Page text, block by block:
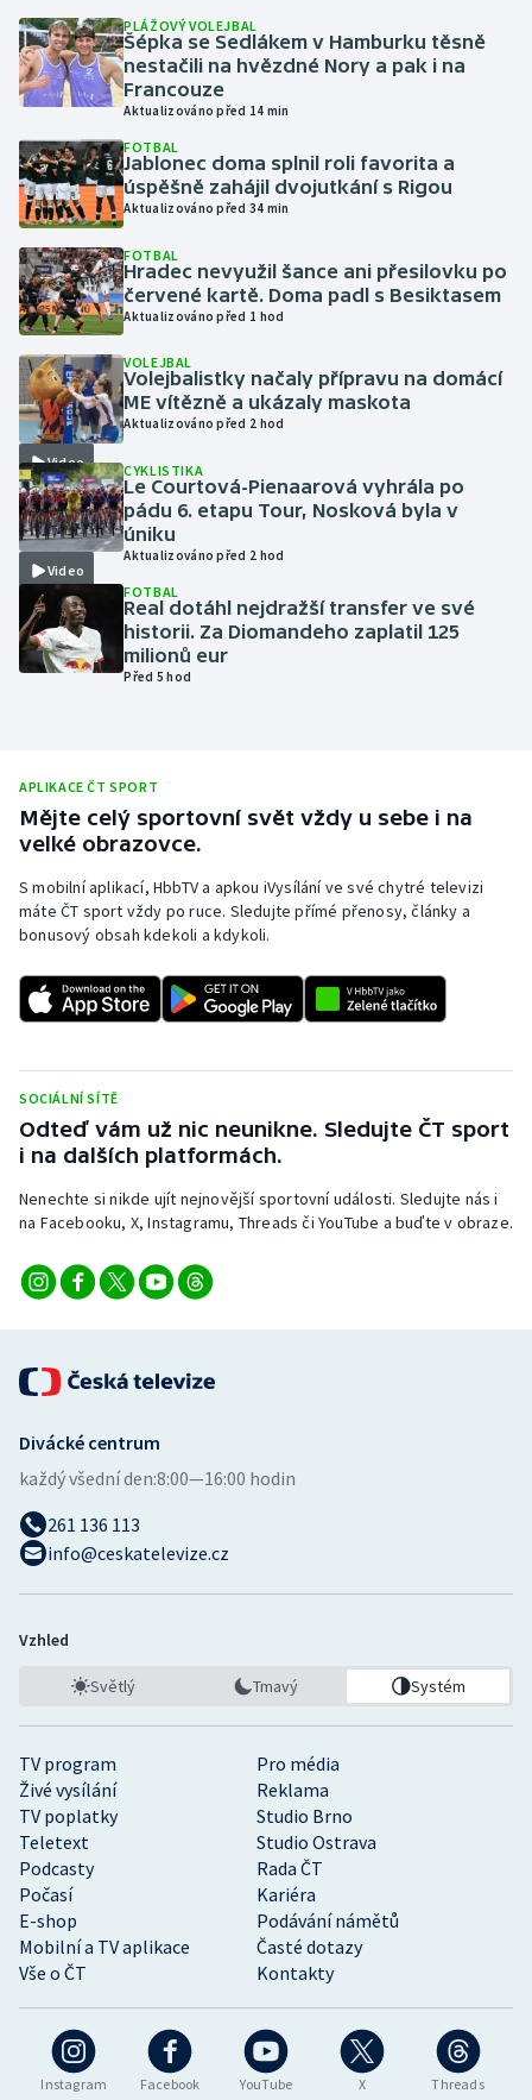
Gymnastika
Házená
Jezdectví
Judo
Krasobruslení
Lezení
Lyže a snowboard
Moderní pětiboj
Motorsport
Olympijské hry
Parasport
Plavání
Rychlobruslení
Rychlostní kanoistika
Short track
Sportovní střelba
Triatlon
Veslování
Vodní slalom
Volejbal
Ostatní
PLÁŽOVÝ VOLEJBAL
Šépka se Sedlákem v Hamburku těsně
nestačili na hvězdné Nory a pak i na
Francouze
Aktualizováno před 14 min
FOTBAL
Jablonec doma splnil roli favorita a
úspěšně zahájil dvojutkání s Rigou
Aktualizováno před 34 min
FOTBAL
Hradec nevyužil šance ani přesilovku po
červené kartě. Doma padl s Besiktasem
Aktualizováno před 1 hod
Video
VOLEJBAL
Volejbalistky načaly přípravu na domácí
ME vítězně a ukázaly maskota
Aktualizováno před 2 hod
Video
CYKLISTIKA
Le Courtová-Pienaarová vyhrála po
pádu 6. etapu Tour, Nosková byla v
úniku
Aktualizováno před 2 hod
FOTBAL
Real dotáhl nejdražší transfer ve své
historii. Za Diomandeho zaplatil 125
milionů eur
Před 5 hod
APLIKACE ČT SPORT
Mějte celý sportovní svět vždy u sebe i na
velké obrazovce.
S mobilní aplikací, HbbTV a apkou iVysílání ve své chytré televizi
máte ČT sport vždy po ruce. Sledujte přímé přenosy, články a
bonusový obsah kdekoli a kdykoli.
SOCIÁLNÍ SÍTĚ
Odteď vám už nic neunikne. Sledujte ČT sport
i na dalších platformách.
Nenechte si nikde ujít nejnovější sportovní události. Sledujte nás i
na Facebooku, X, Instagramu, Threads či YouTube a buďte v obraze.
Instagram Facebook YouTube X Threads
TV program
Pro média
Živé vysílání
Reklama
TV poplatky
Studio Brno
Teletext
Studio Ostrava
Podcasty
Rada ČT
Počasí
Kariéra
E-shop
Podávání námětů
Mobilní a TV aplikace
Časté dotazy
Vše o ČT
Kontakty
Divácké centrum
každý všední den:8:00—16:00 hodin
261 136 113
info@ceskatelevize.cz
Vzhled
Světlý Tmavý Systém